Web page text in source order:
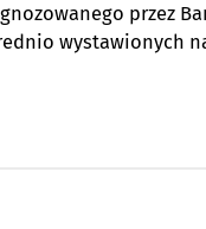
przez
wystawionych